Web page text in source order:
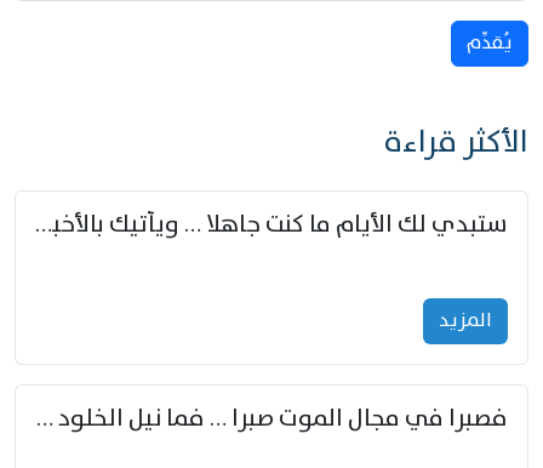
يُقدِّم
الأكثر قراءة
ستبدي لك الأيام ما كنت جاهلا … ويأتيك بالأخبار من لم تزوّد
المزید
فصبرا في مجال الموت صبرا … فما نيل الخلود بمستطاع